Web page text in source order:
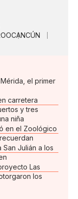
CANCÚN
el primer
carretera
y tres
niña
en el Zoológico
San Julián a los
Las
los